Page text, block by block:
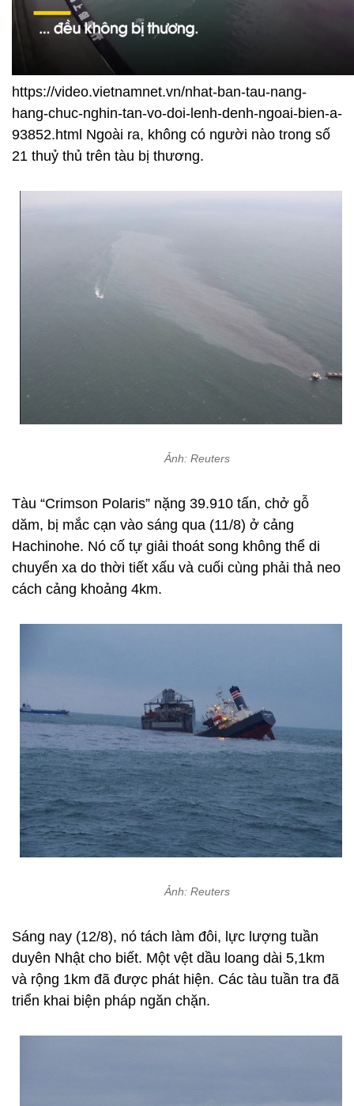
https://video.vietnamnet.vn/nhat-ban-tau-nang-
hang-chuc-nghin-tan-vo-doi-lenh-denh-ngoai-bien-a-
93852.html Ngoài ra, không có người nào trong số
21 thuỷ thủ trên tàu bị thương.
Ảnh: Reuters
Tàu “Crimson Polaris” nặng 39.910 tấn, chở gỗ
dăm, bị mắc cạn vào sáng qua (11/8) ở cảng
Hachinohe. Nó cố tự giải thoát song không thể di
chuyển xa do thời tiết xấu và cuối cùng phải thả neo
cách cảng khoảng 4km.
Ảnh: Reuters
Sáng nay (12/8), nó tách làm đôi, lực lượng tuần
duyên Nhật cho biết. Một vệt dầu loang dài 5,1km
và rộng 1km đã được phát hiện. Các tàu tuần tra đã
triển khai biện pháp ngăn chặn.